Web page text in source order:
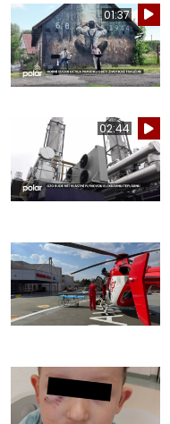
01:37
02:44